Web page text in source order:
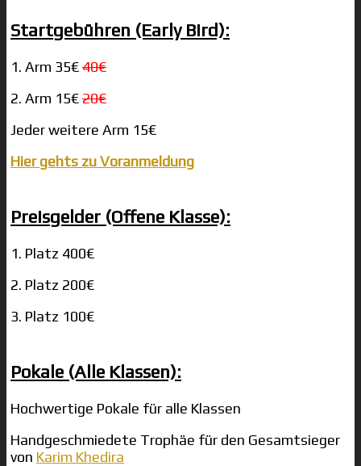
Startgebühren (Early Bird):
1. Arm 35€40€
2. Arm 15€20€
Jeder weitere Arm 15€
Hier gehts zu Voranmeldung
Preisgelder (Offene Klasse):
1. Platz 400€
2. Platz 200€
3. Platz 100€
Pokale (Alle Klassen):
Hochwertige Pokale für alle Klassen
Handgeschmiedete Trophäe für den Gesamtsieger
von Karim Khedira